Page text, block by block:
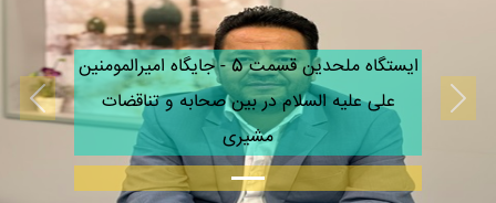
ایستگاه ملحدین قسمت 5 - جایگاه امیرالمومنین
علی علیه السلام در بین صحابه و تناقضات
مشیری
Previous
Next